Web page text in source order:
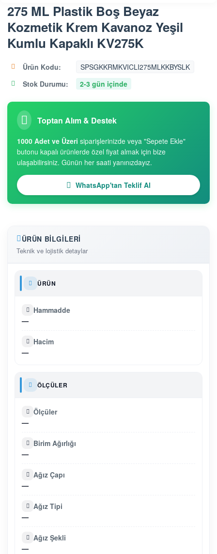
275 ML Plastik Boş Beyaz
Kozmetik Krem Kavanoz Yeşil
Kumlu Kapaklı KV275K
Ürün Kodu:
SPSGKKRMKVICLI275MLKKBYSLK
Stok Durumu:
2-3 gün içinde
Toptan Alım & Destek
1000 Adet ve Üzeri siparişlerinizde veya "Sepete Ekle"
butonu kapalı ürünlerde özel fiyat almak için bize
ulaşabilirsiniz. Günün her saati yanınızdayız.
WhatsApp'tan Teklif Al
ÜRÜN BILGILERI
Teknik ve lojistik detaylar
ÜRÜN
Hammadde
—
Hacim
—
ÖLÇÜLER
Ölçüler
—
Birim Ağırlığı
—
Ağız Çapı
—
Ağız Tipi
—
Ağız Şekli
—